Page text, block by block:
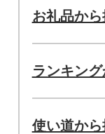
お礼品か
ランキン
使い道か